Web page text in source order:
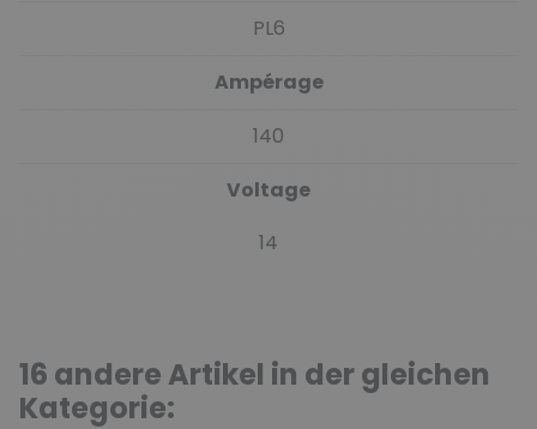
PL6
Ampérage
140
Voltage
14
16 andere Artikel in der gleichen
Kategorie: